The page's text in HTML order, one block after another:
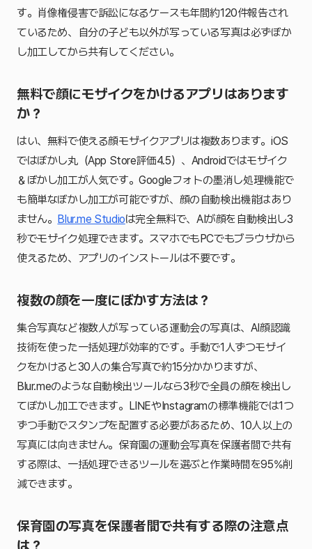
す。肖像権侵害で訴訟になるケースも年間約120件報告され
ているため、自分の子ども以外が写っている写真は必ずぼか
し加工してから共有してください。
無料で顔にモザイクをかけるアプリはあります
か？
はい、無料で使える顔モザイクアプリは複数あります。iOS
ではぼかし丸（App Store評価4.5）、Androidではモザイク
＆ぼかし加工が人気です。Googleフォトの墨消し処理機能で
も簡単なぼかし加工が可能ですが、顔の自動検出機能はあり
ません。 Blur.me Studioは完全無料で、AIが顔を自動検出し3
秒でモザイク処理できます。スマホでもPCでもブラウザから
使えるため、アプリのインストールは不要です。
複数の顔を一度にぼかす方法は？
集合写真など複数人が写っている運動会の写真は、AI顔認識
技術を使った一括処理が効率的です。手動で1人ずつモザイ
クをかけると30人の集合写真で約15分かかりますが、
Blur.meのような自動検出ツールなら3秒で全員の顔を検出し
てぼかし加工できます。LINEやInstagramの標準機能では1つ
ずつ手動でスタンプを配置する必要があるため、10人以上の
写真には向きません。保育園の運動会写真を保護者間で共有
する際は、一括処理できるツールを選ぶと作業時間を95%削
減できます。
保育園の写真を保護者間で共有する際の注意点
は？